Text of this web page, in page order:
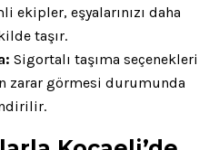
ekipler, eşyalarınızı daha
taşır.
Sigortalı taşıma seçenekleri
zarar görmesi durumunda